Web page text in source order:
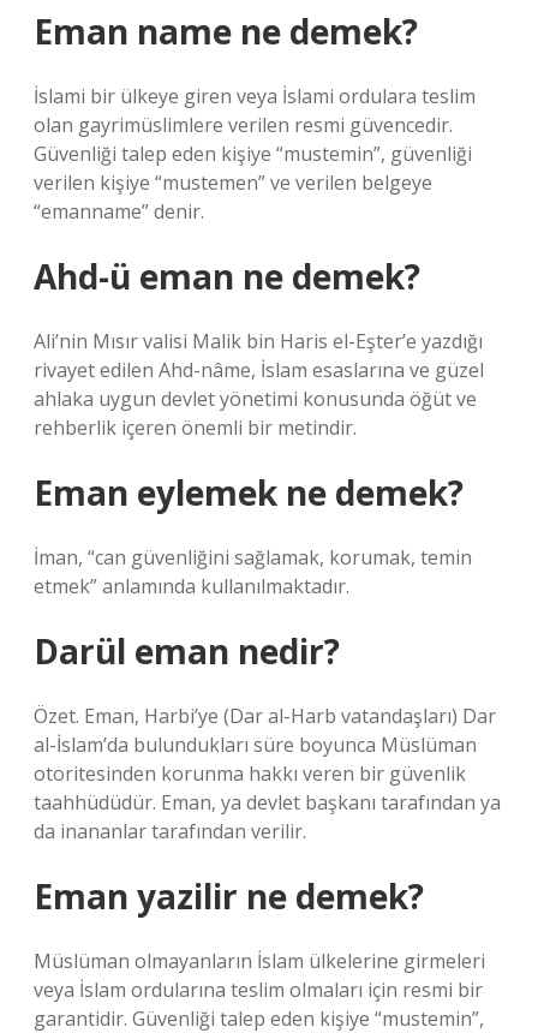
Eman name ne demek?
İslami bir ülkeye giren veya İslami ordulara teslim
olan gayrimüslimlere verilen resmi güvencedir.
Güvenliği talep eden kişiye “mustemin”, güvenliği
verilen kişiye “mustemen” ve verilen belgeye
“emanname” denir.
Ahd-ü eman ne demek?
Ali’nin Mısır valisi Malik bin Haris el-Eşter’e yazdığı
rivayet edilen Ahd-nâme, İslam esaslarına ve güzel
ahlaka uygun devlet yönetimi konusunda öğüt ve
rehberlik içeren önemli bir metindir.
Eman eylemek ne demek?
İman, “can güvenliğini sağlamak, korumak, temin
etmek” anlamında kullanılmaktadır.
Darül eman nedir?
Özet. Eman, Harbi’ye (Dar al-Harb vatandaşları) Dar
al-İslam’da bulundukları süre boyunca Müslüman
otoritesinden korunma hakkı veren bir güvenlik
taahhüdüdür. Eman, ya devlet başkanı tarafından ya
da inananlar tarafından verilir.
Eman yazilir ne demek?
Müslüman olmayanların İslam ülkelerine girmeleri
veya İslam ordularına teslim olmaları için resmi bir
garantidir. Güvenliği talep eden kişiye “mustemin”,